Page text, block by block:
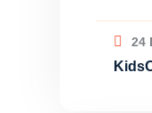
24